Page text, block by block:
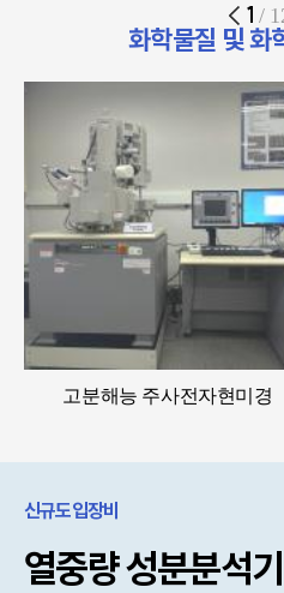
화학물질 및 화
1 /
고분해능 주사전자현미경
신규도입장비
열중량 성분분석기